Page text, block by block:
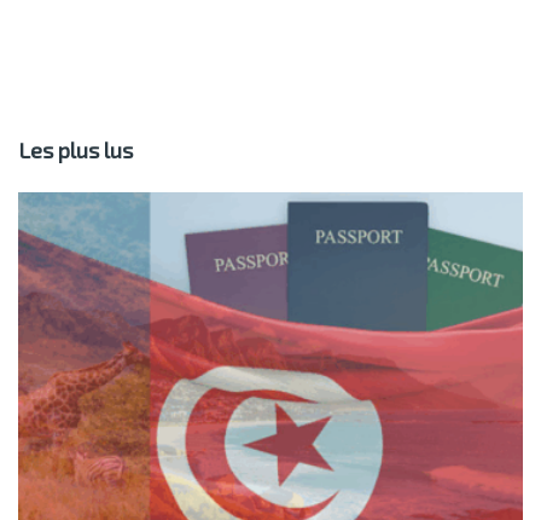
Les plus lus